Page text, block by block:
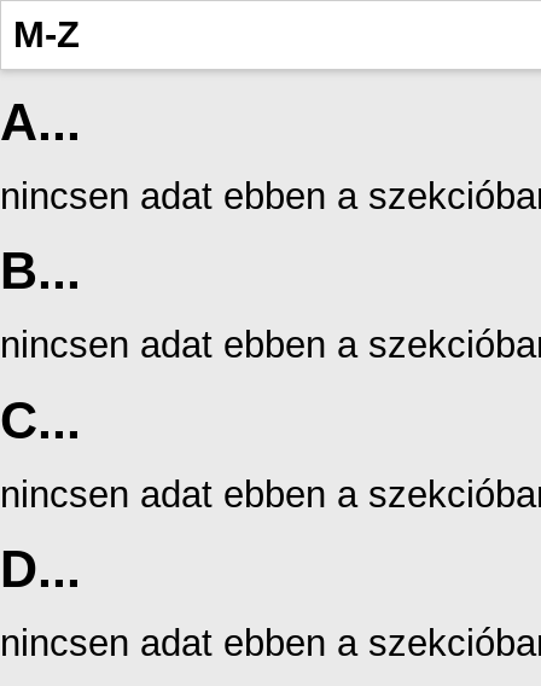
M-Z
A...
nincsen adat ebben a
B...
nincsen adat ebben a
C...
nincsen adat ebben a
D...
nincsen adat ebben a